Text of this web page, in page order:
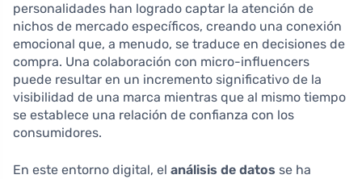
personalidades han logrado captar la atención de
nichos de mercado específicos, creando una conexión
emocional que, a menudo, se traduce en decisiones de
compra. Una colaboración con micro-influencers
puede resultar en un incremento significativo de la
visibilidad de una marca mientras que al mismo tiempo
se establece una relación de confianza con los
consumidores.
En este entorno digital, el análisis de datos se ha